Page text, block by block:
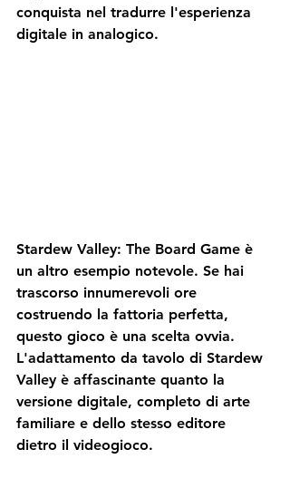
conquista nel tradurre l'esperienza
digitale in analogico.
Stardew Valley: The Board Game è
un altro esempio notevole. Se hai
trascorso innumerevoli ore
costruendo la fattoria perfetta,
questo gioco è una scelta ovvia.
L'adattamento da tavolo di Stardew
Valley è affascinante quanto la
versione digitale, completo di arte
familiare e dello stesso editore
dietro il videogioco.